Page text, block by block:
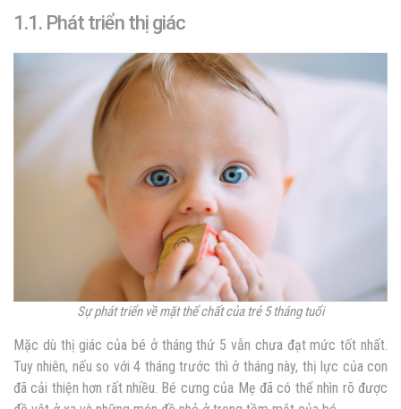
1.1. Phát triển thị giác
Sự phát triển về mặt thể chất của trẻ 5 tháng tuổi
Mặc dù thị giác của bé ở tháng thứ 5 vẫn chưa đạt mức tốt nhất.
Tuy nhiên, nếu so với 4 tháng trước thì ở tháng này, thị lực của con
đã cải thiện hơn rất nhiều. Bé cưng của Mẹ đã có thể nhìn rõ được